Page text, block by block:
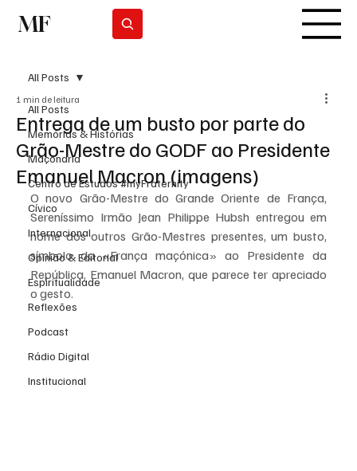
MF
All Posts
Memórias & Histórias
Maçonaria
Centro de Estudos #myFraternity
Cívico
Internacional
Opinião & Editorial
Espiritualidade
Reflexões
Podcast
Rádio Digital
Institucional
All Posts
Entrega de um busto por parte do
Grão-Mestre do GODF ao Presidente
Emanuel Macron (imagens)
1 min de leitura
O novo Grão-Mestre do Grande Oriente de França,
Sereníssimo Irmão Jean Philippe Hubsh entregou em
nome dos outros Grão-Mestres presentes, um busto,
símbolo da «França maçónica» ao Presidente da
República, Emanuel Macron, que parece ter apreciado
o gesto.